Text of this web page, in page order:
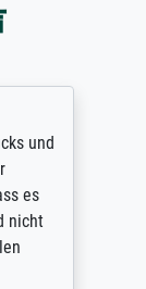
und
es
nicht